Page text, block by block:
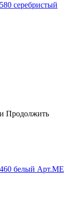
серебристый
Продолжить
белый Арт.ME